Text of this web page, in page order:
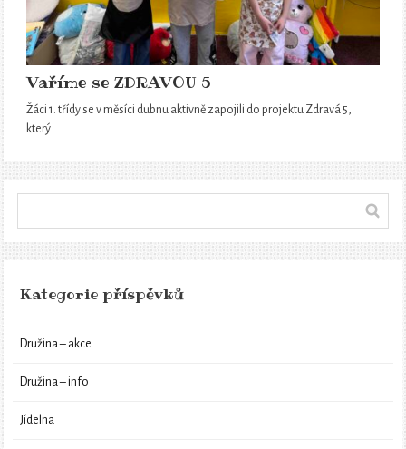
Vaříme se ZDRAVOU 5
Žáci 1. třídy se v měsíci dubnu aktivně zapojili do projektu Zdravá 5,
který…
Kategorie příspěvků
Družina – akce
Družina – info
Jídelna